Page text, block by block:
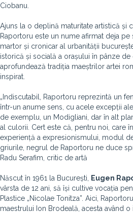
Ciobanu.
Ajuns la o deplină maturitate artistică și
Raportoru este un nume afirmat deja
martor și cronicar al urbanității
istorică și socială a orașului în pânze
aprofundează tradiția maeștrilor artei
inspirat.
„Indiscutabil, Raportoru reprezintă un
într-un anume sens, cu acele excepții
de exemplu, un Modigliani, dar în alt
al culorii. Cert este că, pentru noi, care
experiență a expresionismului, modul
griurile, negrul de Raportoru ne duce
Radu Serafim, critic de artă
Născut în 1961 la București, Eugen
vârsta de 12 ani, să își cultive vocația
Plastice „Nicolae Tonitza”. Aici,
maestrului Ion Brodeală, acesta având o